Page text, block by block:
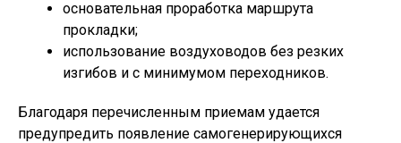
основательная проработка маршрута
прокладки;
использование воздуховодов без резких
изгибов и с минимумом переходников.
Благодаря перечисленным приемам удается
предупредить появление самогенерирующихся